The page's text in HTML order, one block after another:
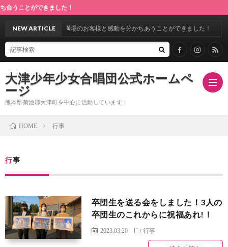
とができました！
大津少年少女合唱団公式ホームペ
ージ
熊本県菊池郡大津町を中心に活動しています！
NEW ARTICLE
28回定期演奏会♪満場のお客様と感動を分かちあうことができました！
HOME 行事
行事
卒団生を送る会をしました！3人の
卒団生のこれからに祝福あれ!！
2023.03.20 行事